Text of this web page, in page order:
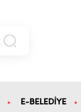
E-BELEDİYE